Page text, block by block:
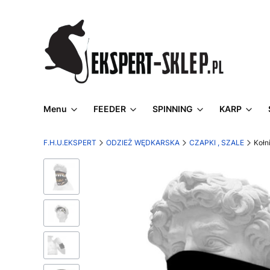
Menu FEEDER SPINNING KARP
F.H.U.EKSPERT ODZIEŻ WĘDKARSKA CZAPKI , SZALE